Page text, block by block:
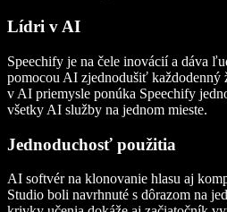
Lídri v AI
Speechify je na čele inovácií a dáva
pomocou AI zjednodušiť
v AI priemysle ponúka Speechify
všetky AI služby na jednom mieste.
Jednoduchosť použitia
AI softvér na klonovanie hlasu aj
Studio boli navrhnuté s dôrazom na